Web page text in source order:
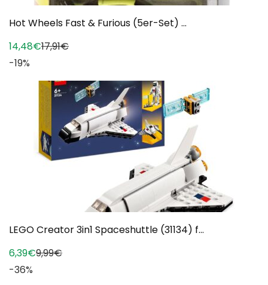
Hot Wheels Fast & Furious (5er-Set) ...
14,48€17,91€
-19%
LEGO Creator 3in1 Spaceshuttle (31134) f...
6,39€9,99€
-36%